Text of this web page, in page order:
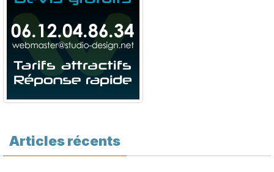
Articles récents